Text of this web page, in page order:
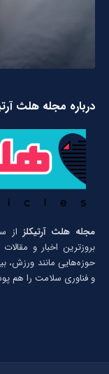
درباره مجله هلث
مجله هلث آرتیکلز
بروزترین اخبار و
حوزه‌هایی مانند ورزش،
و فناوری سلامت را هم